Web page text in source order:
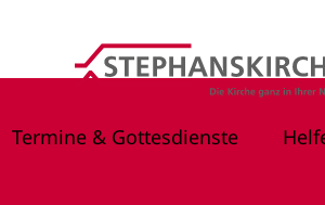
Termine & Gottesdienste